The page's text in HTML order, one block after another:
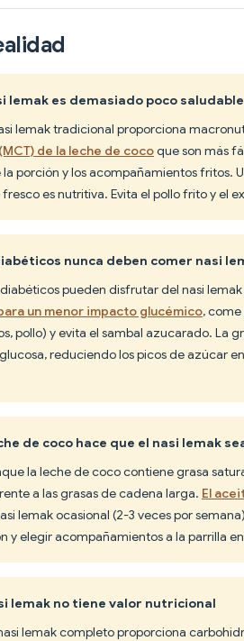
lemak es demasiado poco
lemak tradicional proporciona
de la leche de cocoque son más
porción y los acompañamientos fritos.
es nutritiva. Evita el pollo frito y el
nunca deben comer nasi
diabéticos pueden disfrutar del nasi
un menor impacto glucémico,
pollo) y evita el sambal azucarado. La
reduciendo los picos de azúcar
de coco hace que el nasi lemak
la leche de coco contiene grasa
a las grasas de cadena larga. El
lemak ocasional (2-3 veces por
y elegir acompañamientos a la parrilla
lemak no tiene valor nutricional
lemak completo proporciona